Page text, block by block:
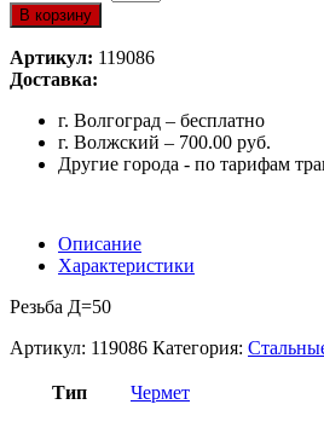
В корзину
Артикул: 119086
Доставка:
г. Волгоград – бесплатно
г. Волжский – 700.00 руб.
Другие города - по тарифам
Описание
Характеристики
Резьба Д=50
Артикул: 119086 Категория:
Тип Чермет